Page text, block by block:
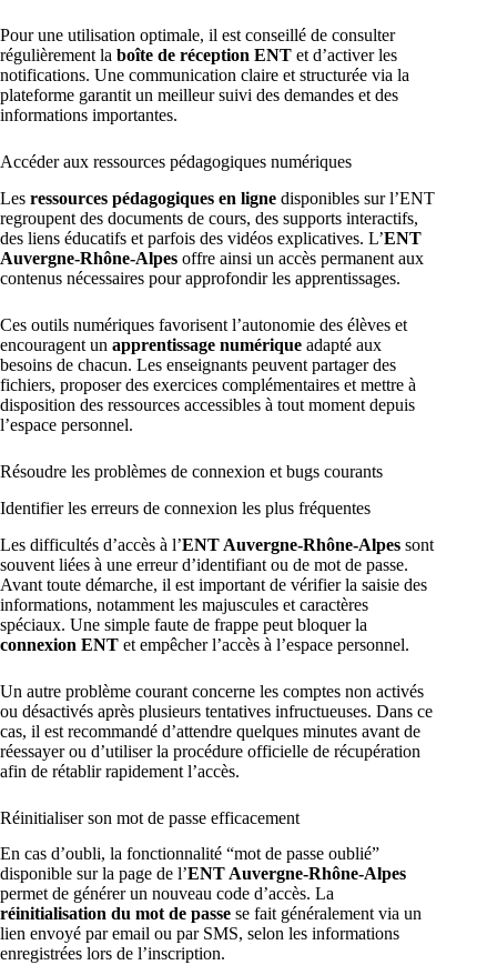
Pour une utilisation optimale, il est conseillé de consulter
régulièrement la boîte de réception ENT et d’activer les
notifications. Une communication claire et structurée via la
plateforme garantit un meilleur suivi des demandes et des
informations importantes.
Accéder aux ressources pédagogiques numériques
Les ressources pédagogiques en ligne disponibles sur l’ENT
regroupent des documents de cours, des supports interactifs,
des liens éducatifs et parfois des vidéos explicatives. L’ENT
Auvergne-Rhône-Alpes offre ainsi un accès permanent aux
contenus nécessaires pour approfondir les apprentissages.
Ces outils numériques favorisent l’autonomie des élèves et
encouragent un apprentissage numérique adapté aux
besoins de chacun. Les enseignants peuvent partager des
fichiers, proposer des exercices complémentaires et mettre à
disposition des ressources accessibles à tout moment depuis
l’espace personnel.
Résoudre les problèmes de connexion et bugs courants
Identifier les erreurs de connexion les plus fréquentes
Les difficultés d’accès à l’ENT Auvergne-Rhône-Alpes sont
souvent liées à une erreur d’identifiant ou de mot de passe.
Avant toute démarche, il est important de vérifier la saisie des
informations, notamment les majuscules et caractères
spéciaux. Une simple faute de frappe peut bloquer la
connexion ENT et empêcher l’accès à l’espace personnel.
Un autre problème courant concerne les comptes non activés
ou désactivés après plusieurs tentatives infructueuses. Dans ce
cas, il est recommandé d’attendre quelques minutes avant de
réessayer ou d’utiliser la procédure officielle de récupération
afin de rétablir rapidement l’accès.
Réinitialiser son mot de passe efficacement
En cas d’oubli, la fonctionnalité “mot de passe oublié”
disponible sur la page de l’ENT Auvergne-Rhône-Alpes
permet de générer un nouveau code d’accès. La
réinitialisation du mot de passe se fait généralement via un
lien envoyé par email ou par SMS, selon les informations
enregistrées lors de l’inscription.